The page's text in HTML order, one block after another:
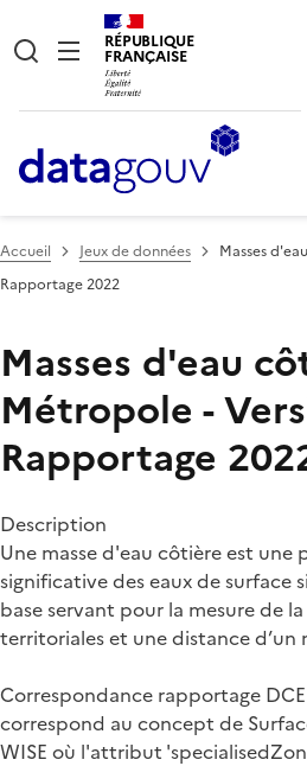
RÉPUBLIQUE
FRANÇAISE
Accueil Jeux de données
Masses
Rapportage 2022
Masses d'eau
Métropole -
Rapportage
Description
Une masse d'eau côtière est
significative des eaux de surface
base servant pour la mesure de
territoriales et une distance d’un
Correspondance rapportage
correspond au concept de
WISE où l'attribut